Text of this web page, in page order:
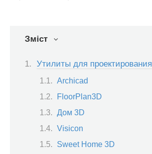
Зміст
Утилиты для проектирования
Archicad
FloorPlan3D
Дом 3D
Visicon
Sweet Home 3D